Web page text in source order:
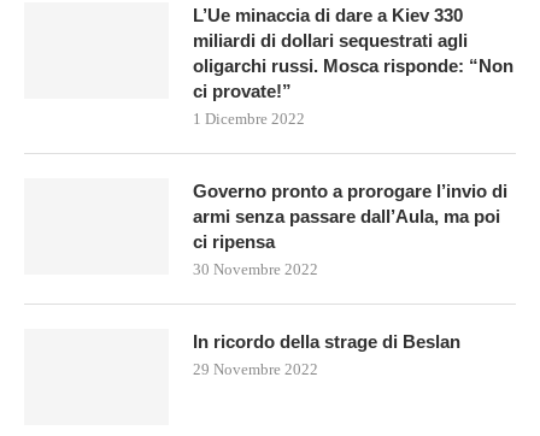
L’Ue minaccia di dare a Kiev 330
miliardi di dollari sequestrati agli
oligarchi russi. Mosca risponde: “Non
ci provate!”
1 Dicembre 2022
Governo pronto a prorogare l’invio di
armi senza passare dall’Aula, ma poi
ci ripensa
30 Novembre 2022
In ricordo della strage di Beslan
29 Novembre 2022